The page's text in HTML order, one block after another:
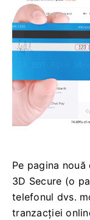
Pe pagina
3D Secure (o
telefonul dvs.
tranzacției